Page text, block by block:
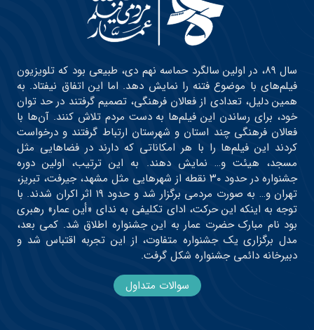
سال ۸۹، در اولین سالگرد حماسه نهم دی، طبیعی بود که تلویزیون
فیلم‌های با موضوع فتنه را نمایش دهد. اما این اتفاق نیفتاد. به
همین دلیل، تعدادی از فعالان فرهنگی، تصمیم گرفتند در حد توان
خود، برای رساندن این فیلم‌ها به دست مردم تلاش کنند. آن‌ها با
فعالان فرهنگی چند استان و شهرستان ارتباط گرفتند و درخواست
کردند این فیلم‌ها را با هر امکاناتی که دارند در فضاهایی مثل
مسجد، هیئت و… نمایش دهند. به این ترتیب، اولین دوره
جشنواره در حدود ۳۰ نقطه از شهرهایی مثل مشهد، جیرفت، تبریز،
تهران و… به صورت مردمی برگزار شد و حدود ۱۹ اثر اکران شدند. با
توجه به اینکه این حرکت، ادای تکلیفی به ندای «أین عمار» رهبری
بود نام مبارک حضرت عمار به این جشنواره اطلاق شد. کمی بعد،
مدل برگزاری یک جشنواره متفاوت، از این تجربه اقتباس شد و
دبیرخانه دائمی جشنواره شکل گرفت.
سوالات متداول